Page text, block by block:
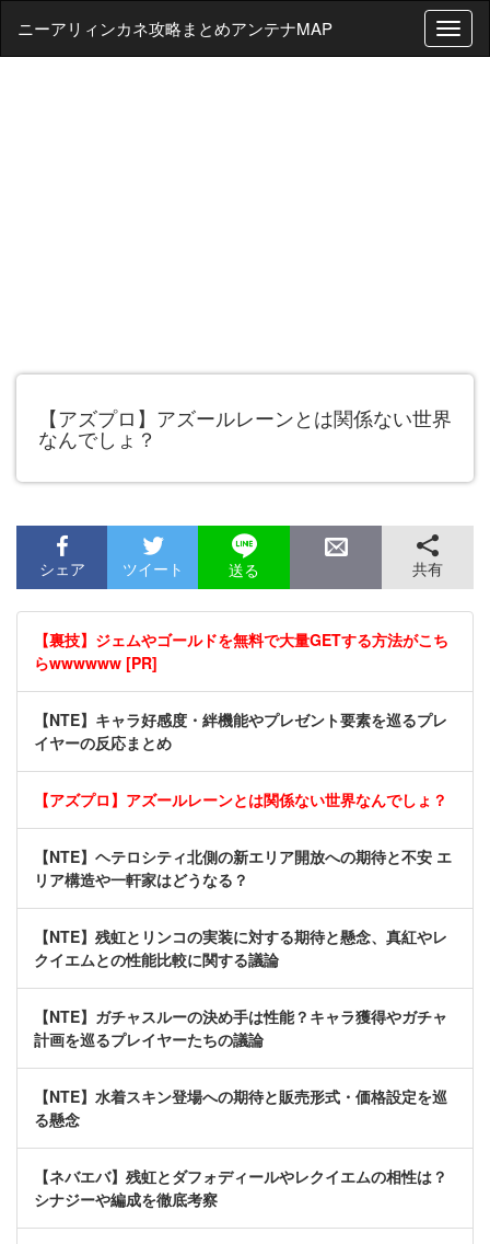
T
o
ニーアリィンカネ攻略まとめアンテナMAP
【アズプロ】アズールレーンとは関係ない世界
なんでしょ？
シェア ツイート 送る 共有
【裏技】ジェムやゴールドを無料で大量GETする方法がこち
らwwwwww [PR]
【NTE】キャラ好感度・絆機能やプレゼント要素を巡るプレ
イヤーの反応まとめ
【アズプロ】アズールレーンとは関係ない世界なんでしょ？
【NTE】ヘテロシティ北側の新エリア開放への期待と不安 エ
リア構造や一軒家はどうなる？
【NTE】残虹とリンコの実装に対する期待と懸念、真紅やレ
クイエムとの性能比較に関する議論
【NTE】ガチャスルーの決め手は性能？キャラ獲得やガチャ
計画を巡るプレイヤーたちの議論
【NTE】水着スキン登場への期待と販売形式・価格設定を巡
る懸念
【ネバエバ】残虹とダフォディールやレクイエムの相性は？
シナジーや編成を徹底考察